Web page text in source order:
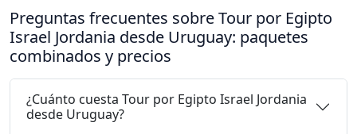
Preguntas frecuentes sobre Tour por Egipto
Israel Jordania desde Uruguay: paquetes
combinados y precios
¿Cuánto cuesta Tour por Egipto Israel Jordania
desde Uruguay?